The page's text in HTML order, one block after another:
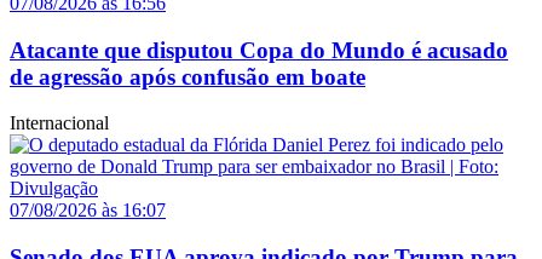
Atacante que disputou Copa do Mundo é acusado
de agressão após confusão em boate
Internacional
07/08/2026 às 16:07